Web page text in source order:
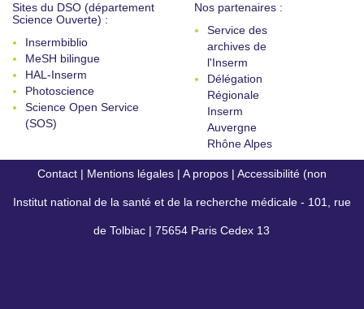
Sites du DSO (département
Science Ouverte) :
Insermbiblio
MeSH bilingue
HAL-Inserm
Photoscience
Science Open Service
(SOS)
Nos partenaires :
Service des
archives de
l'Inserm
Délégation
Régionale
Inserm
Auvergne
Rhône Alpes
Contact | Mentions légales | A propos | Accessibilité (non
conforme)
Institut national de la santé et de la recherche médicale - 101, rue
de Tolbiac | 75654 Paris Cedex 13